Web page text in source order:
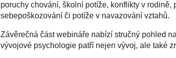
poruchy chování, školní potíže, konflikty v rodině,
sebepoškozování či potíže v navazování vztahů.
Závěrečná část webináře nabízí stručný pohled
vývojové psychologie patří nejen vývoj, ale také